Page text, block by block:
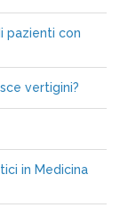
pazienti con
vertigini?
in Medicina